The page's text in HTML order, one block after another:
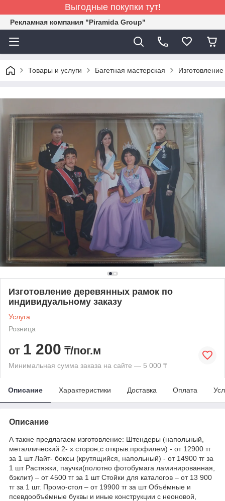
Выгодные покупки тут!
Рекламная компания "Piramida Group"
Товары и услуги Багетная мастерская
Изготовление деревянных рамок по
индивидуальному заказу
Услуга
Розница
от 1 200 ₸/пог.м
Минимальная сумма заказа на сайте — 5 000 ₸
Описание Характеристики Доставка Оплата
Описание
А также предлагаем изготовление: Штендеры (напольный,
металлический 2- х сторон,с открыв.профилем) - от 12900 тг
за 1 шт Лайт- боксы (крутящийся, напольный) - от 14900 тг за
1 шт Растяжки, паучки(полотно фотобумага ламинированная,
бэклит) – от 4500 тг за 1 шт Стойки для каталогов – от 13 900
тг за 1 шт. Промо-стол – от 19900 тг за шт Объёмные и
псевдообъёмные буквы и иные конструкции с неоновой,